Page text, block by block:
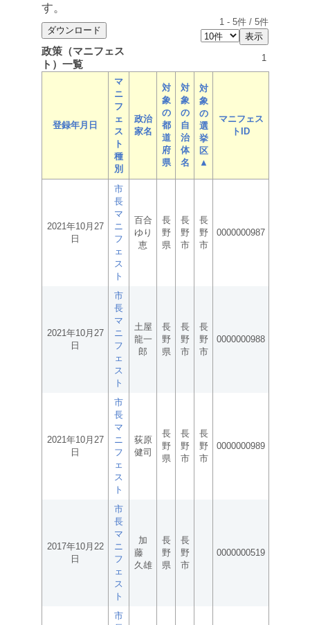
す。
1 - 5件 / 5件
政策（マニフェス
ト）一覧
1
登録年月日
マ
ニ
フ
ェ
ス
ト
種
別
政治
家名
対
象
の
都
道
府
県
対
象
の
自
治
体
名
対
象
の
選
挙
区
▲
マニフェス
トID
2021年10月27
日
市
長
マ
ニ
フ
ェ
ス
ト
百合
ゆり
恵
長
野
県
長
野
市
長
野
市
0000000987
2021年10月27
日
市
長
マ
ニ
フ
ェ
ス
ト
土屋
龍一
郎
長
野
県
長
野
市
長
野
市
0000000988
2021年10月27
日
市
長
マ
ニ
フ
ェ
ス
ト
荻原
健司
長
野
県
長
野
市
長
野
市
0000000989
2017年10月22
日
市
長
マ
ニ
フ
ェ
ス
ト
加
藤
久雄
長
野
県
長
野
市
0000000519
市